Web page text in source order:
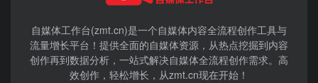
自媒体工作台(zmt.cn)是一个自媒体内容全流程创作工具与
流量增长平台！提供全面的自媒体资源，从热点挖掘到内容
创作再到数据分析，一站式解决自媒体全流程创作需求。高
效创作，轻松增长，从zmt.cn现在开始！